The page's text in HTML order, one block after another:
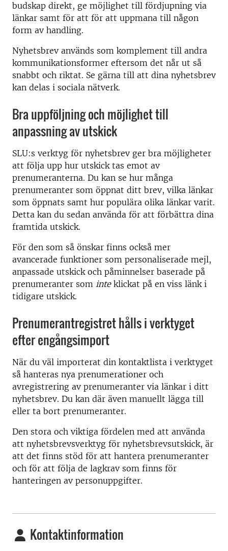
budskap direkt, ge möjlighet till fördjupning via
länkar samt för att för att uppmana till någon
form av handling.
Nyhetsbrev används som komplement till andra
kommunikationsformer eftersom det når ut så
snabbt och riktat. Se gärna till att dina nyhetsbrev
kan delas i sociala nätverk.
Bra uppföljning och möjlighet till
anpassning av utskick
SLU:s verktyg för nyhetsbrev ger bra möjligheter
att följa upp hur utskick tas emot av
prenumeranterna. Du kan se hur många
prenumeranter som öppnat ditt brev, vilka länkar
som öppnats samt hur populära olika länkar varit.
Detta kan du sedan använda för att förbättra dina
framtida utskick.
För den som så önskar finns också mer
avancerade funktioner som personaliserade mejl,
anpassade utskick och påminnelser baserade på
prenumeranter som inteklickat på en viss länk i
tidigare utskick.
Prenumerantregistret hålls i verktyget
efter engångsimport
När du väl importerat din kontaktlista i verktyget
så hanteras nya prenumerationer och
avregistrering av prenumeranter via länkar i ditt
nyhetsbrev. Du kan där även manuellt lägga till
eller ta bort prenumeranter.
Den stora och viktiga fördelen med att använda
att nyhetsbrevsverktyg för nyhetsbrevsutskick, är
att det finns stöd för att hantera prenumeranter
och för att följa de lagkrav som finns för
hanteringen av personuppgifter.
Kontaktinformation